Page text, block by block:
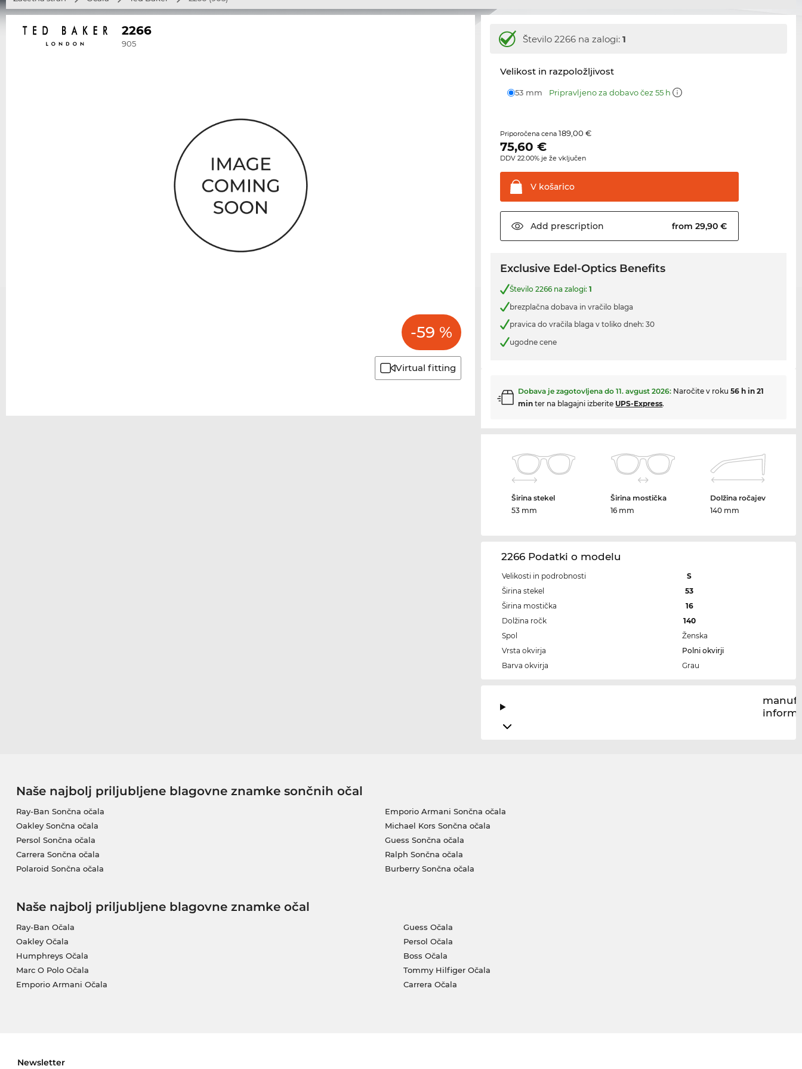
2266
905
-59 %
Virtual fitting
Število 2266 na zalogi:1
Velikost in razpoložljivost
53 mm Pripravljeno za dobavo čez 55 h
Priporočena cena189,00 €
75,60 €
DDV 22.00% je že vključen
V košarico
Add prescription from 29,90 €
Exclusive Edel-Optics Benefits
Število 2266 na zalogi:1
brezplačna dobava in vračilo blaga
pravica do vračila blaga v toliko dneh: 30
ugodne cene
Dobava je zagotovljena do11. avgust 2026: Naročite v roku56 h in 21
min ter na blagajni izberite UPS-Express.
Širina stekel
53 mm
Širina mostička
16 mm
Dolžina ročajev
140 mm
2266 Podatki o modelu
Velikosti in podrobnosti
S
Širina stekel
53
Širina mostička
16
Dolžina ročk
140
Spol
Ženska
Vrsta okvirja
Polni okvirji
Barva okvirja
Grau
Naše najbolj priljubljene blagovne znamke sončnih očal
Ray-Ban Sončna očala
Oakley Sončna očala
Persol Sončna očala
Carrera Sončna očala
Polaroid Sončna očala
Emporio Armani Sončna očala
Michael Kors Sončna očala
Guess Sončna očala
Ralph Sončna očala
Burberry Sončna očala
Naše najbolj priljubljene blagovne znamke očal
Ray-Ban Očala
Oakley Očala
Humphreys Očala
Marc O Polo Očala
Emporio Armani Očala
Guess Očala
Persol Očala
Boss Očala
Tommy Hilfiger Očala
Carrera Očala
Newsletter